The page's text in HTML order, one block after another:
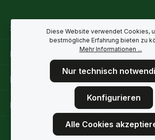
Service-Hotline
Rechtliche Hinweise
Informationen
Folge uns
Diese Website verwendet Cookies,
bestmögliche Erfahrung bieten zu
Mehr Informationen ...
Nur technisch
Konfigurieren
Alle Cookies